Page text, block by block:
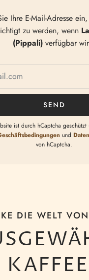
Ihre E-Mail-Adresse
zu werden, wenn
(Pippali) verfügbar
ist durch hCaptcha
und
von hCaptcha.
DIE WELT